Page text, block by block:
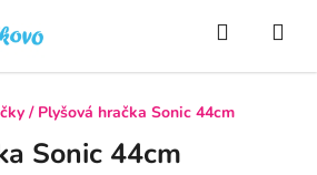
Hľadať
/ Plyšová hračka Sonic 44cm
Sonic 44cm